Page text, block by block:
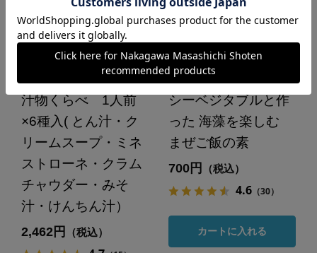
汁物くらべ 1人前
×6種入( とん汁・ク
リームスープ・ミネ
ストローネ・クラム
チャウダー・みそ
汁・けんちん汁）
2,462円 （税込）
シーベジタブルと作
った 海藻を楽しむ
まぜご飯の素
700円 （税込）
4.6（30）
カートに入れる